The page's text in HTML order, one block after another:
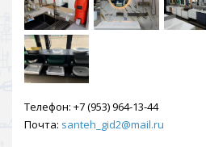
Телефон: +7 (953) 964-13-44
Почта: santeh_gid2@mail.ru